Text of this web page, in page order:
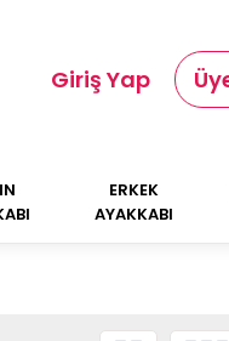
Giriş Yap
ERKEK
AYAKKABI